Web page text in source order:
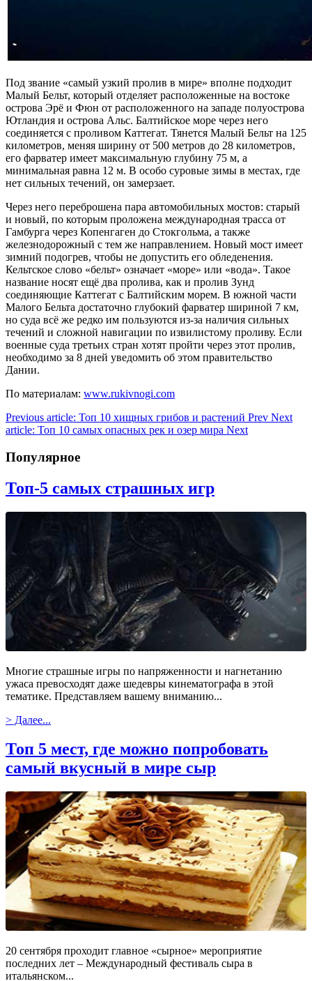
Под звание «самый узкий пролив в мире» вполне подходит
Малый Бельт, который отделяет расположенные на востоке
острова Эрё и Фюн от расположенного на западе полуострова
Ютландия и острова Альс. Балтийское море через него
соединяется с проливом Каттегат. Тянется Малый Бельт на 125
километров, меняя ширину от 500 метров до 28 километров,
его фарватер имеет максимальную глубину 75 м, а
минимальная равна 12 м. В особо суровые зимы в местах, где
нет сильных течений, он замерзает.
Через него переброшена пара автомобильных мостов: старый
и новый, по которым проложена международная трасса от
Гамбурга через Копенгаген до Стокгольма, а также
железнодорожный с тем же направлением. Новый мост имеет
зимний подогрев, чтобы не допустить его обледенения.
Кельтское слово «бельт» означает «море» или «вода». Такое
название носят ещё два пролива, как и пролив Зунд
соединяющие Каттегат с Балтийским морем. В южной части
Малого Бельта достаточно глубокий фарватер шириной 7 км,
но суда всё же редко им пользуются из-за наличия сильных
течений и сложной навигации по извилистому проливу. Если
военные суда третьих стран хотят пройти через этот пролив,
необходимо за 8 дней уведомить об этом правительство
Дании.
По материалам: www.rukivnogi.com
Previous article: Топ 10 хищных грибов и растений Prev Next
article: Топ 10 самых опасных рек и озер мира Next
Популярное
Топ-5 самых страшных игр
Многие страшные игры по напряженности и нагнетанию
ужаса превосходят даже шедевры кинематографа в этой
тематике. Представляем вашему вниманию...
> Далее...
Топ 5 мест, где можно попробовать
самый вкусный в мире сыр
20 сентября проходит главное «сырное» мероприятие
последних лет – Международный фестиваль сыра в
итальянском...